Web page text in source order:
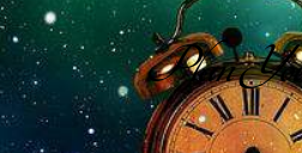
Plan